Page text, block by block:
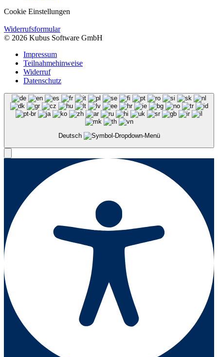
Cookie Einstellungen
Widerrufsformular
© 2026 Kubus Software GmbH
Impressum
Teilnahmehinweise
Widerruf
Datenschutz
Deutsch